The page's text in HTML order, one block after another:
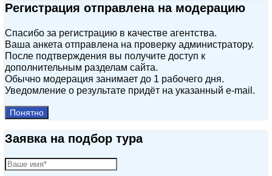
Регистрация отправлена на модерацию
Спасибо за регистрацию в качестве агентства.
Ваша анкета отправлена на проверку администратору.
После подтверждения вы получите доступ к
дополнительным разделам сайта.
Обычно модерация занимает до 1 рабочего дня.
Уведомление о результате придёт на указанный e‑mail.
Понятно
Заявка на подбор тура